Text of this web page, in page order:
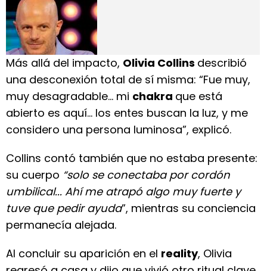
Más allá del impacto, Olivia Collins describió
una desconexión total de sí misma: “Fue muy,
muy desagradable… mi chakra que está
abierto es aquí… los entes buscan la luz, y me
considero una persona luminosa”, explicó.
Collins contó también que no estaba presente:
su cuerpo “solo se conectaba por cordón
umbilical... Ahí me atrapó algo muy fuerte y
tuve que pedir ayuda”, mientras su conciencia
permanecía alejada.
Al concluir su aparición en el reality, Olivia